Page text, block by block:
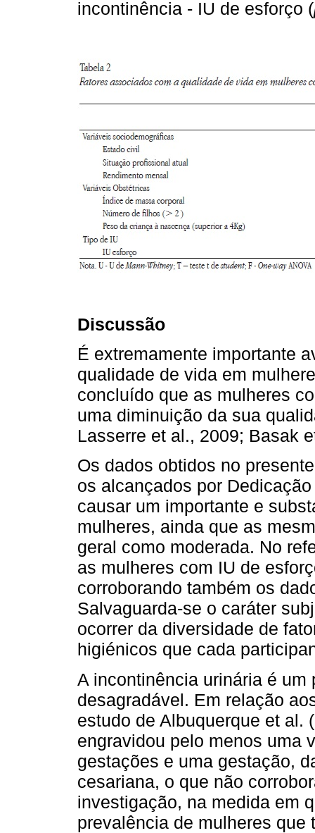
incontinência - IU de esforço (
Discussão
É extremamente importante
qualidade de vida em
concluído que as mulheres
uma diminuição da sua
Lasserre et al., 2009; Basak
Os dados obtidos no
os alcançados por
causar um importante e
mulheres, ainda que as
geral como moderada. No
as mulheres com IU de
corroborando também os
Salvaguarda-se o caráter
ocorrer da diversidade de
higiénicos que cada
A incontinência urinária é
desagradável. Em relação
estudo de Albuquerque et al.
engravidou pelo menos uma
gestações e uma gestação,
cesariana, o que não
investigação, na medida em
prevalência de mulheres que